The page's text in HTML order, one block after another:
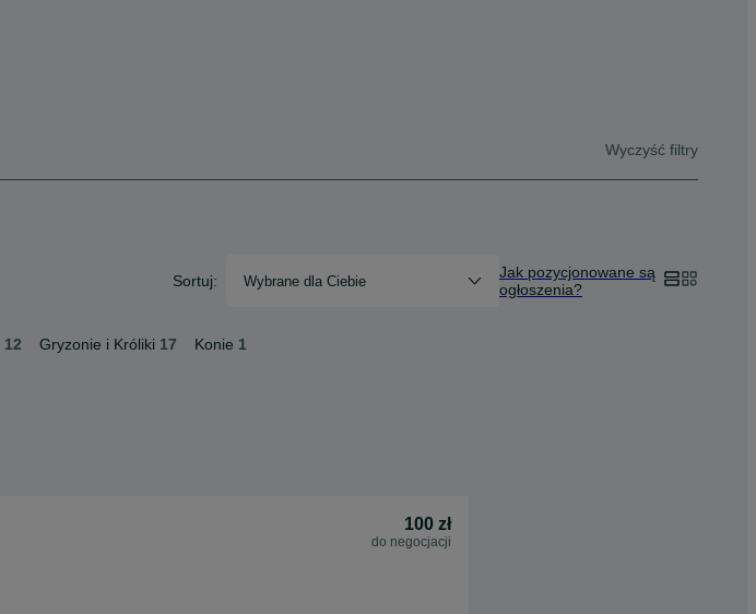
Wyczyść filtry
Sortuj: Wybrane dla Ciebie
Jak pozycjonowane są
ogłoszenia?
12 Gryzonie i Króliki 17 Konie 1
100 zł
do negocjacji